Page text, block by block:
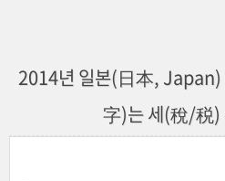
2014년 일본(日本,
字)는 세(稅/税